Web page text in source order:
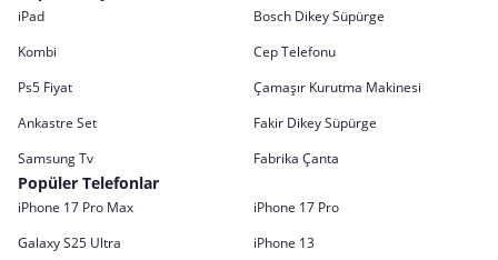
iPad
Bosch Dikey Süpürge
Kombi
Cep Telefonu
Ps5 Fiyat
Çamaşır Kurutma Makinesi
Ankastre Set
Fakir Dikey Süpürge
Samsung Tv
Fabrika Çanta
Popüler Telefonlar
iPhone 17 Pro Max
iPhone 17 Pro
Galaxy S25 Ultra
iPhone 13